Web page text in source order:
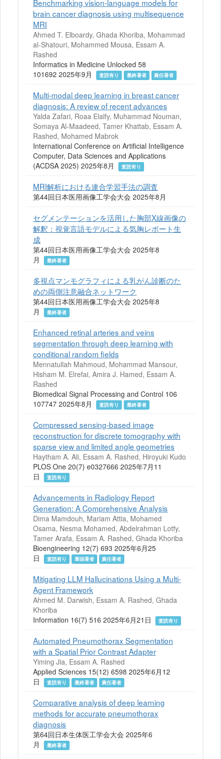
Benchmarking vision-language models for
brain cancer diagnosis using multisequence
MRI
Ahmed T. Elboardy, Ghada Khoriba, Mohammad
al-Shatouri, Mohammed Mousa, Essam A.
Rashed
Informatics in Medicine Unlocked 58
101692 2025年9月
査読有り 最終著者 責任著者
Multi-modal deep learning in breast cancer
diagnosis: A review of recent advances
Yalda Zafari, Roaa Elalfy, Muhammad Nouman,
Somaya Al-Maadeed, Tamer Khattab, Essam A.
Rashed, Mohamed Mabrok
International Conference on Artificial Intelligence
Computer, Data Sciences and Applications
(ACDSA 2025) 2025年8月
査読有り
MRI解析における連合学習手法の調査
第44回日本医用画像工学会大会 2025年8月
セグメンテーションを活用した胸部X線画像の
解釈：視覚言語モデルによる気胸レポート生
成
第44回日本医用画像工学会大会 2025年8
月
最終著者
多視点マンモグラフィによる乳がん診断のた
めの両側注意融合ネットワーク
第44回日本医用画像工学会大会 2025年8
月
最終著者
Enhanced retinal arteries and veins
segmentation through deep learning with
conditional random fields
Mennatullah Mahmoud, Mohammad Mansour,
Hisham M. Elrefai, Amira J. Hamed, Essam A.
Rashed
Biomedical Signal Processing and Control 106
107747 2025年8月
査読有り 最終著者
Compressed sensing-based image
reconstruction for discrete tomography with
sparse view and limited angle geometries
Haytham A. Ali, Essam A. Rashed, Hiroyuki Kudo
PLOS One 20(7) e0327666 2025年7月11
日
査読有り
Advancements in Radiology Report
Generation: A Comprehensive Analysis
Dima Mamdouh, Mariam Attia, Mohamed
Osama, Nesma Mohamed, Abdelrahman Lotfy,
Tamer Arafa, Essam A. Rashed, Ghada Khoriba
Bioengineering 12(7) 693 2025年6月25
日
査読有り 筆頭著者 責任著者
Mitigating LLM Hallucinations Using a Multi-
Agent Framework
Ahmed M. Darwish, Essam A. Rashed, Ghada
Khoriba
Information 16(7) 516 2025年6月21日
査読有り
Automated Pneumothorax Segmentation
with a Spatial Prior Contrast Adapter
Yiming Jia, Essam A. Rashed
Applied Sciences 15(12) 6598 2025年6月12
日
査読有り 最終著者 責任著者
Comparative analysis of deep learning
methods for accurate pneumothorax
diagnosis
第64回日本生体医工学会大会 2025年6
月
最終著者